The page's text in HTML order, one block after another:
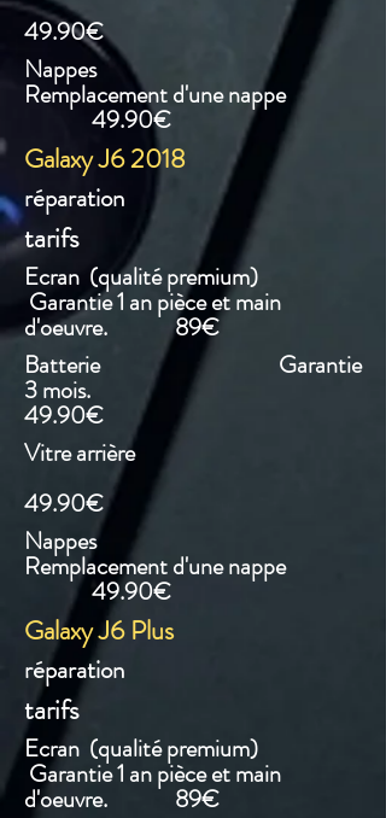
49.90€
Nappes
Remplacement d'une nappe
49.90€
Galaxy J6 2018
réparation
tarifs
Ecran (qualité premium)
Garantie 1 an pièce et main
d'oeuvre. 89€
Batterie Garantie
3 mois.
49.90€
Vitre arrière
49.90€
Nappes
Remplacement d'une nappe
49.90€
Galaxy J6 Plus
réparation
tarifs
Ecran (qualité premium)
Garantie 1 an pièce et main
d'oeuvre. 89€